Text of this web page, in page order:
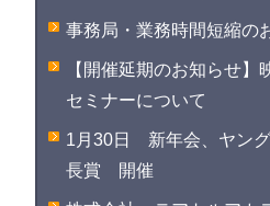
事務局・業務時間短縮の
【開催延期のお知らせ
セミナーについて
1月30日 新年会、ヤン
長賞 開催